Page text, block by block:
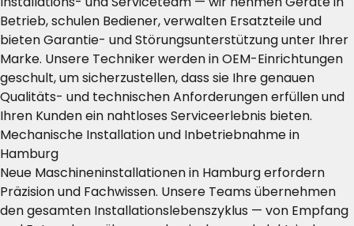
Betrieb, schulen Bediener, verwalten Ersatzteile und
bieten Garantie- und Störungsunterstützung unter Ihrer
Marke. Unsere Techniker werden in OEM-Einrichtungen
geschult, um sicherzustellen, dass sie Ihre genauen
Qualitäts- und technischen Anforderungen erfüllen und
Ihren Kunden ein nahtloses Serviceerlebnis bieten.
Mechanische Installation und Inbetriebnahme in
Hamburg
Neue Maschineninstallationen in Hamburg erfordern
Präzision und Fachwissen. Unsere Teams übernehmen
den gesamten Installationslebenszyklus — von Empfang